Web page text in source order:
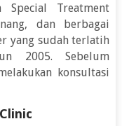
Special Treatment
dan berbagai
yang sudah terlatih
2005. Sebelum
konsultasi